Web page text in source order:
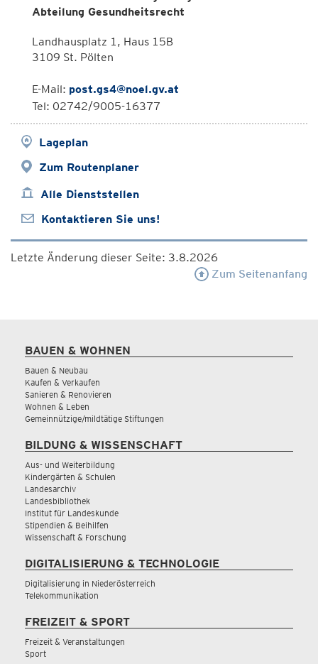
Abteilung Gesundheitsrecht
Landhausplatz 1, Haus 15B
3109 St. Pölten
E-Mail: post.gs4@noel.gv.at
Tel: 02742/9005-16377
Lageplan
Zum Routenplaner
Alle Dienststellen
Kontaktieren Sie uns!
Letzte Änderung dieser Seite: 3.8.2026
Zum Seitenanfang
BAUEN & WOHNEN
Bauen & Neubau
Kaufen & Verkaufen
Sanieren & Renovieren
Wohnen & Leben
Gemeinnützige/mildtätige Stiftungen
BILDUNG & WISSENSCHAFT
Aus- und Weiterbildung
Kindergärten & Schulen
Landesarchiv
Landesbibliothek
Institut für Landeskunde
Stipendien & Beihilfen
Wissenschaft & Forschung
DIGITALISIERUNG & TECHNOLOGIE
Digitalisierung in Niederösterreich
Telekommunikation
FREIZEIT & SPORT
Freizeit & Veranstaltungen
Sport